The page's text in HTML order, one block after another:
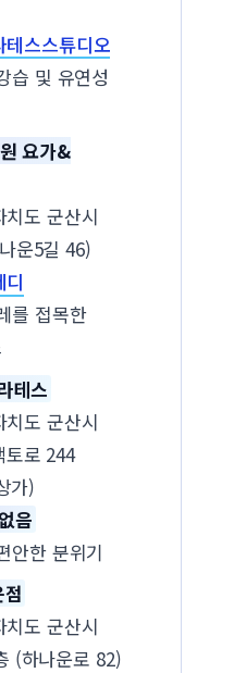
테스스튜디오
습 및 유연성
요가&
도 군산시
운5길 46)
디
를 접목한
테스
도 군산시
토로 244
가)
음
안한 분위기
도 군산시
(하나운로 82)